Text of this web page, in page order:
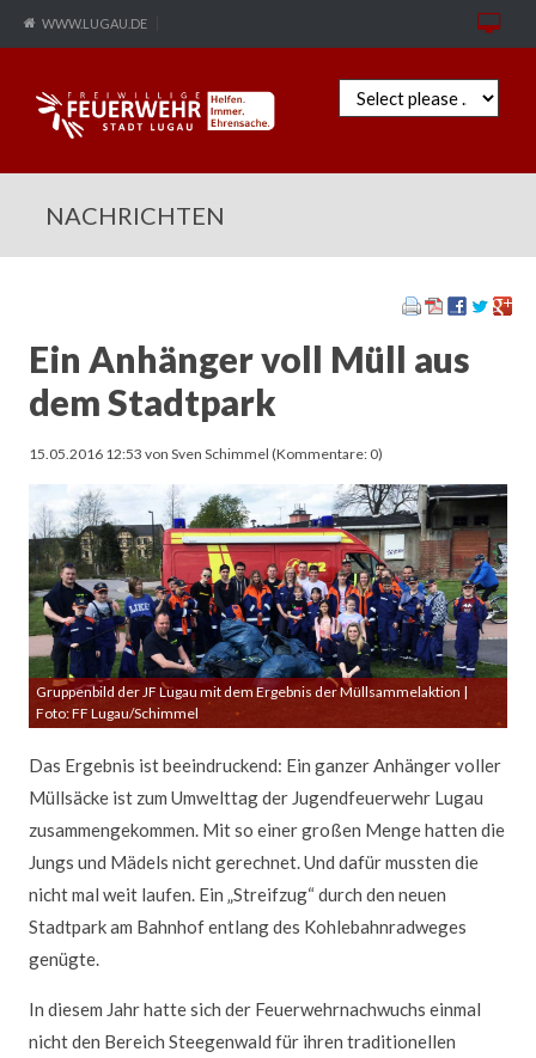
WWW.LUGAU.DE
Zielseite
NACHRICHTEN
Ein Anhänger voll Müll aus
dem Stadtpark
15.05.2016 12:53 von Sven Schimmel (Kommentare: 0)
Gruppenbild der JF Lugau mit dem Ergebnis der Müllsammelaktion |
Foto: FF Lugau/Schimmel
Das Ergebnis ist beeindruckend: Ein ganzer Anhänger voller
Müllsäcke ist zum Umwelttag der Jugendfeuerwehr Lugau
zusammengekommen. Mit so einer großen Menge hatten die
Jungs und Mädels nicht gerechnet. Und dafür mussten die
nicht mal weit laufen. Ein „Streifzug“ durch den neuen
Stadtpark am Bahnhof entlang des Kohlebahnradweges
genügte.
In diesem Jahr hatte sich der Feuerwehrnachwuchs einmal
nicht den Bereich Steegenwald für ihren traditionellen